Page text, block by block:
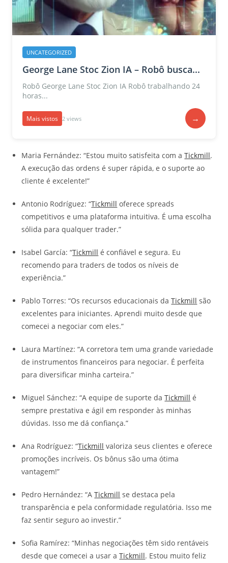
UNCATEGORIZED
George Lane Stoc Zion IA – Robô busca...
Robô George Lane Stoc Zion IA Robô trabalhando 24
horas...
Mais vistos 2 views →
Maria Fernández: “Estou muito satisfeita com aTickmill.
A execução das ordens é super rápida, e o suporte ao
cliente é excelente!”
Antonio Rodríguez: “Tickmill oferece spreads
competitivos e uma plataforma intuitiva. É uma escolha
sólida para qualquer trader.”
Isabel García: “Tickmill é confiável e segura. Eu
recomendo para traders de todos os níveis de
experiência.”
Pablo Torres: “Os recursos educacionais daTickmill são
excelentes para iniciantes. Aprendi muito desde que
comecei a negociar com eles.”
Laura Martínez: “A corretora tem uma grande variedade
de instrumentos financeiros para negociar. É perfeita
para diversificar minha carteira.”
Miguel Sánchez: “A equipe de suporte daTickmill é
sempre prestativa e ágil em responder às minhas
dúvidas. Isso me dá confiança.”
Ana Rodríguez: “Tickmill valoriza seus clientes e oferece
promoções incríveis. Os bônus são uma ótima
vantagem!”
Pedro Hernández: “ATickmill se destaca pela
transparência e pela conformidade regulatória. Isso me
faz sentir seguro ao investir.”
Sofia Ramírez: “Minhas negociações têm sido rentáveis
desde que comecei a usar aTickmill. Estou muito feliz